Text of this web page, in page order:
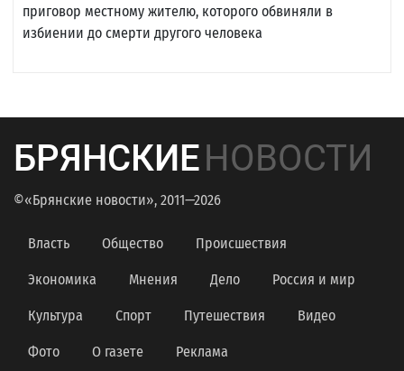
приговор местному жителю, которого обвиняли в
избиении до смерти другого человека
БРЯНСКИЕНОВОСТИ
©«Брянские новости», 2011—2026
Власть Общество Происшествия
Экономика Мнения Дело Россия и мир
Культура Спорт Путешествия Видео
Фото О газете Реклама